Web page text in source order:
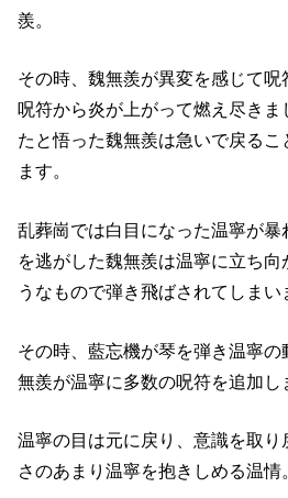
羨。
その時、魏無羨が異変を感じて呪
呪符から炎が上がって燃え尽き
たと悟った魏無羨は急いで戻る
ます。
乱葬崗では白目になった温寧が暴
を逃がした魏無羨は温寧に立ち向
うなもので弾き飛ばされてしまい
その時、藍忘機が琴を弾き温寧
無羨が温寧に多数の呪符を追加し
温寧の目は元に戻り、意識を取り
さのあまり温寧を抱きしめる温情